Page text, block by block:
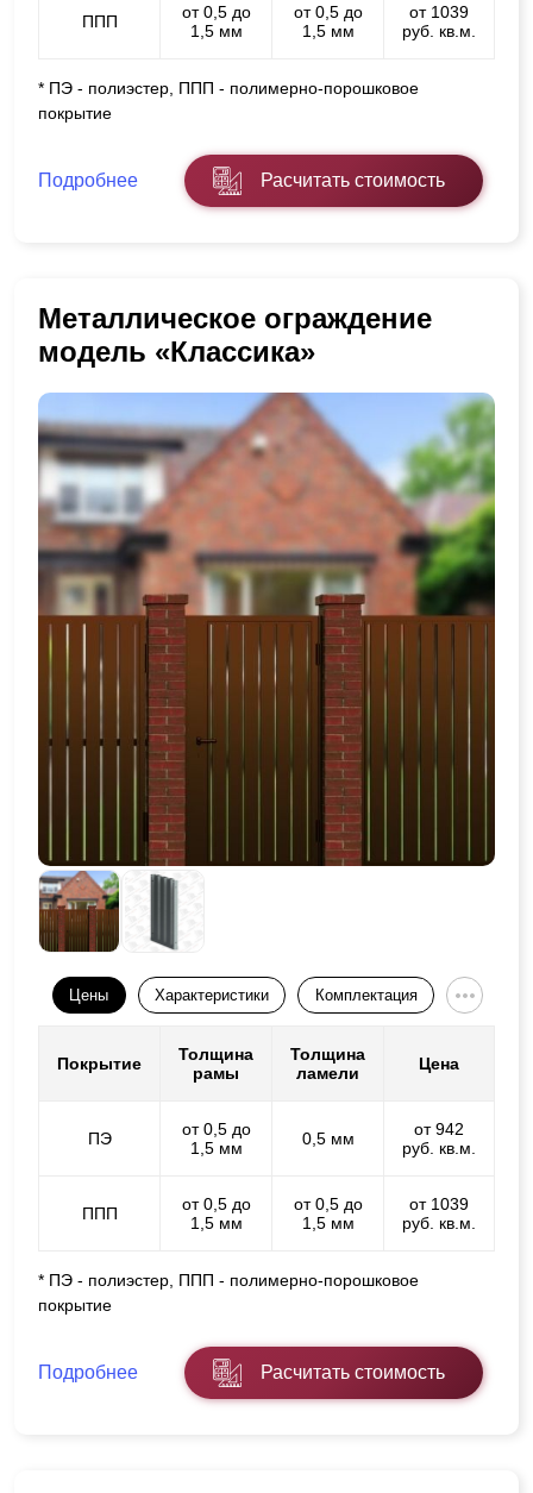
ППП
от 0,5 до
1,5 мм
от 0,5 до
1,5 мм
от 1039
руб. кв.м.
* ПЭ - полиэстер, ППП - полимерно-порошковое
покрытие
Подробнее Расчитать стоимость
Металлическое ограждение
модель «Классика»
Цены Характеристики Комплектация
Покрытие
Толщина
рамы
Толщина
ламели
Цена
ПЭ
от 0,5 до
1,5 мм
0,5 мм
от 942
руб. кв.м.
ППП
от 0,5 до
1,5 мм
от 0,5 до
1,5 мм
от 1039
руб. кв.м.
* ПЭ - полиэстер, ППП - полимерно-порошковое
покрытие
Подробнее Расчитать стоимость